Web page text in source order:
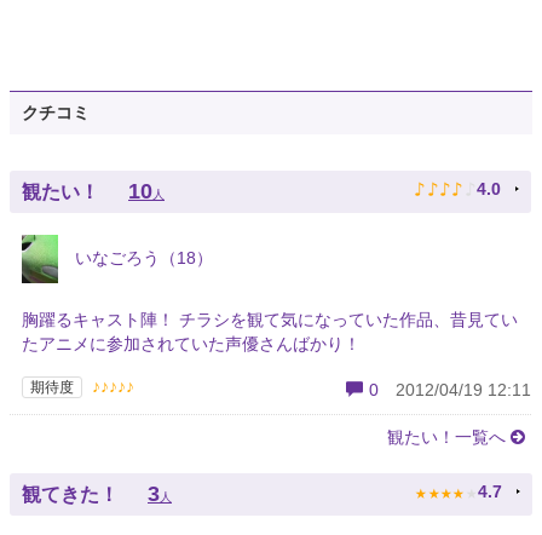
クチコミ
観たい！ 10人 ♪ ♪ ♪ ♪ ♪ 4.0
いなごろう（18）
胸躍るキャスト陣！ チラシを観て気になっていた作品、昔見てい
たアニメに参加されていた声優さんばかり！
期待度 ♪♪♪♪♪ 0 2012/04/19 12:11
観たい！一覧へ
観てきた！ 3 人 ★ ★ ★ ★ ★ 4.7